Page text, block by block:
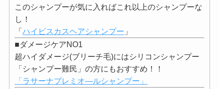
このシャンプーが気に入ればこれ以上のシャンプーな
し！
「ハイビスカスヘアシャンプー 」
■ダメージケアNO1
超ハイダメージ(ブリーチ毛)にはシリコンシャンプー
「シャンプー難民」の方にもおすすめ！！
「ラサーナプレミオ―ルシャンプー」